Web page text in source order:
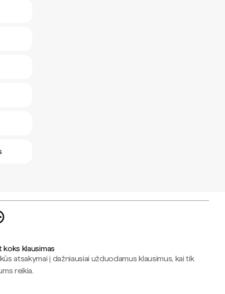
koks klausimas
atsakymai į dažniausiai užduodamus klausimus, kai tik
reikia.